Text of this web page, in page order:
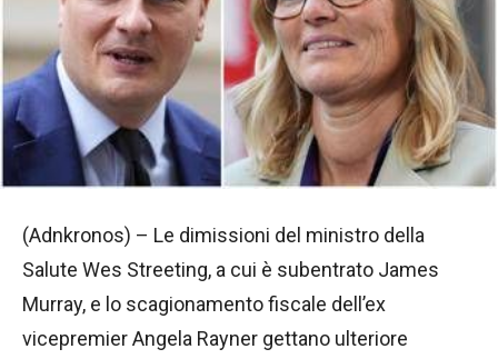
(Adnkronos) – Le dimissioni del ministro della
Salute Wes Streeting, a cui è subentrato James
Murray, e lo scagionamento fiscale dell’ex
vicepremier Angela Rayner gettano ulteriore